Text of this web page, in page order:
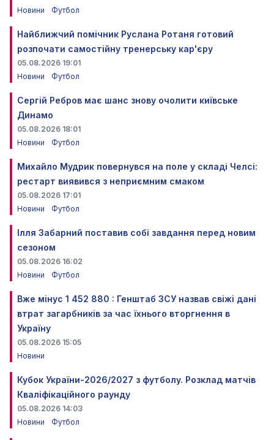
Новини
Футбол
Найближчий помічник Руслана Ротаня готовий
розпочати самостійну тренерську кар'єру
05.08.2026 19:01
Новини
Футбол
Сергій Ребров має шанс знову очолити київське
Динамо
05.08.2026 18:01
Новини
Футбол
Михайло Мудрик повернувся на поле у складі Челсі:
рестарт виявився з неприємним смаком
05.08.2026 17:01
Новини
Футбол
Ілля Забарний поставив собі завдання перед новим
сезоном
05.08.2026 16:02
Новини
Футбол
Вже мінус 1 452 880 : Генштаб ЗСУ назвав свіжі дані
втрат загарбників за час їхнього вторгнення в
Україну
05.08.2026 15:05
Новини
Кубок України-2026/2027 з футболу. Розклад матчів
Кваліфікаційного раунду
05.08.2026 14:03
Новини
Футбол